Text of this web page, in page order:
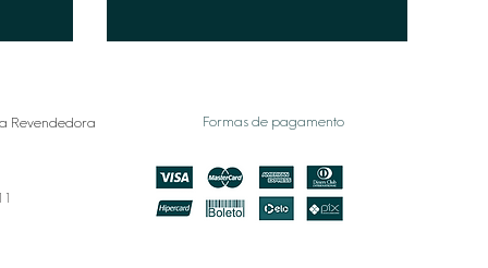
Formas de pagamento
Revendedora